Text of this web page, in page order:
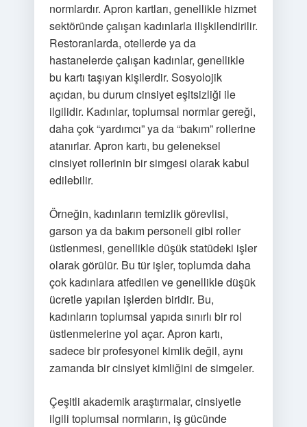
normlardır. Apron kartları, genellikle hizmet
sektöründe çalışan kadınlarla ilişkilendirilir.
Restoranlarda, otellerde ya da
hastanelerde çalışan kadınlar, genellikle
bu kartı taşıyan kişilerdir. Sosyolojik
açıdan, bu durum cinsiyet eşitsizliği ile
ilgilidir. Kadınlar, toplumsal normlar gereği,
daha çok “yardımcı” ya da “bakım” rollerine
atanırlar. Apron kartı, bu geleneksel
cinsiyet rollerinin bir simgesi olarak kabul
edilebilir.
Örneğin, kadınların temizlik görevlisi,
garson ya da bakım personeli gibi roller
üstlenmesi, genellikle düşük statüdeki işler
olarak görülür. Bu tür işler, toplumda daha
çok kadınlara atfedilen ve genellikle düşük
ücretle yapılan işlerden biridir. Bu,
kadınların toplumsal yapıda sınırlı bir rol
üstlenmelerine yol açar. Apron kartı,
sadece bir profesyonel kimlik değil, aynı
zamanda bir cinsiyet kimliğini de simgeler.
Çeşitli akademik araştırmalar, cinsiyetle
ilgili toplumsal normların, iş gücünde